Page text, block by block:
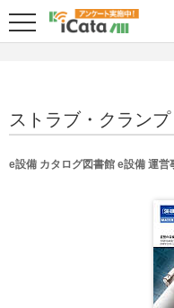
ストラブ・クラン
e設備 カタログ図書館 e設備 運営